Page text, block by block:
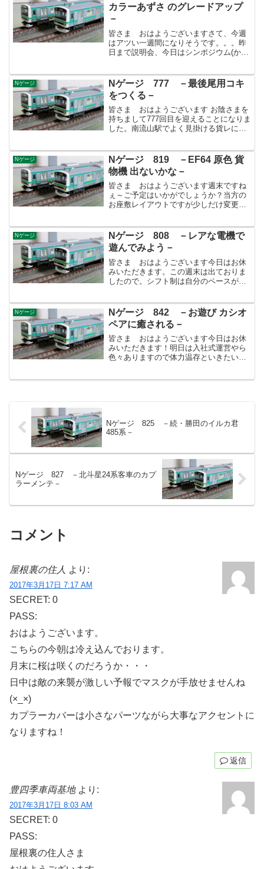
済みで...
カラーあずさ のグレードアップ
－
皆さま おはようございますさて、今週
はアツい一週間になりそうです。。。昨
日まで説明会、今日はシンポジウム(かな
のことですが会社帰りに秋葉原に寄り道
しまして、IMO...
Nゲージ
Nゲージ 777 －最後尾用コキ
をつくる－
皆さま おはようございます お陰さまを
持ちまして777回目を迎えることになりま
した。南流山駅でよく見掛ける貨レにコ
ずじまいでした～、残念。 さて今回は、
先日発売...
Nゲージ
Nゲージ 819 －EF64 原色 貨
物機 出ないかな－
皆さま おはようございます週末ですね
ぇ～ご予定はいかがでしょうか？当方の
お座敷レイアウトですが少しだけ変更し
す。これまでは背景に電車庫の壁が写っ
ておりました。これは部屋...
Nゲージ
Nゲージ 808 －レアな電機で
遊んでみよう－
皆さま おはようございます今日はお休
みいただきます。この週末は出ておりま
したので。シフト制は自分のペースが掴
も空いてていいですよ。何もしませんけ
ど！(笑)さて、今回はレ...
Nゲージ
Nゲージ 842 －お遊び カシオ
ペアに癒される－
皆さま おはようございます今日はお休
みいただきます！明日は入社式運営やら
色々ありますので体力温存といきたいと
Nゲージ 825 －続・勝田のイルカ君
485系－
Nゲージ 827 －北斗星24系客車のカプ
ラーメンテ－
コメント
屋根裏の住人 より:
2017年3月17日 7:17 AM
SECRET: 0
PASS:
おはようございます。
こちらの今朝は冷え込んでおります。
月末に桜は咲くのだろうか・・・
日中は敵の来襲が激しい予報でマスクが手放せませんね
(×_×)
カプラーカバーは小さなパーツながら大事なアクセントに
なりますね！
返信
豊四季車両基地 より:
2017年3月17日 8:03 AM
SECRET: 0
PASS:
屋根裏の住人さま